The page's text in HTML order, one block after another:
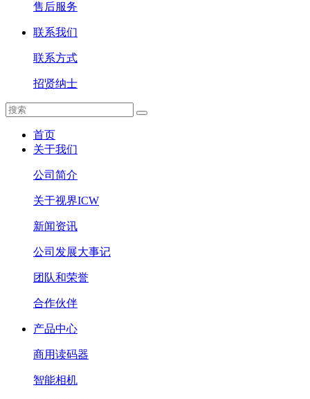
售后服务
联系我们
联系方式
招贤纳士
首页
关于我们
公司简介
关于视界ICW
新闻资讯
公司发展大事记
团队和荣誉
合作伙伴
产品中心
商用读码器
智能相机